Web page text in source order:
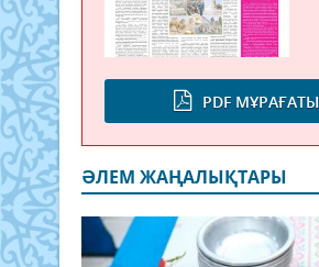
PDF МҰРАҒАТЫ
ӘЛЕМ ЖАҢАЛЫҚТАРЫ